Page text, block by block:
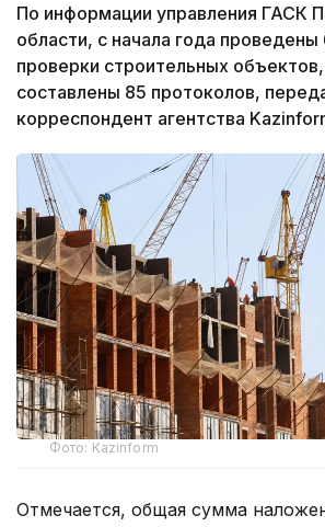
По информации управления ГАСК
области, с начала года
проверки строительных
составлены 85 протоколов,
корреспондент агентства
Фото: Kazinform
Отмечается, общая сумма